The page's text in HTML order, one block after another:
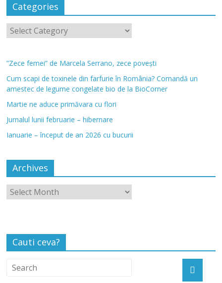
Categories
”Zece femei” de Marcela Serrano, zece povești
Cum scapi de toxinele din farfurie în România? Comandă un
amestec de legume congelate bio de la BioCorner
Martie ne aduce primăvara cu flori
Jurnalul lunii februarie – hibernare
Ianuarie – început de an 2026 cu bucurii
Archives
Cauti ceva?